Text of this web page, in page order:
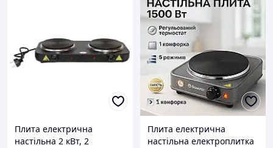
Плита електрична
настільна 2 кВт, 2
Плита електрична
настільна електроплитка